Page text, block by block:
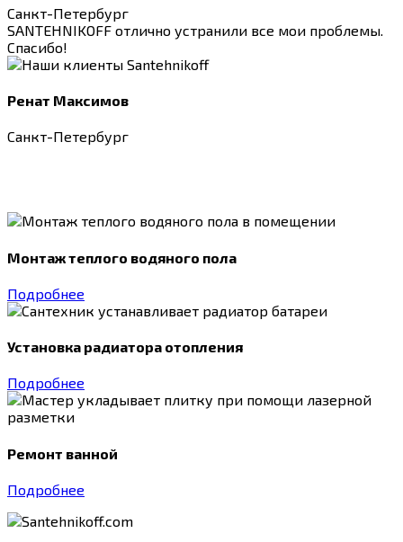
Санкт-Петербург
SANTEHNIKOFF отлично устранили все мои проблемы.
Спасибо!
Ренат Максимов
Санкт-Петербург
Монтаж теплого водяного пола
Подробнее
Установка радиатора отопления
Подробнее
Ремонт ванной
Подробнее